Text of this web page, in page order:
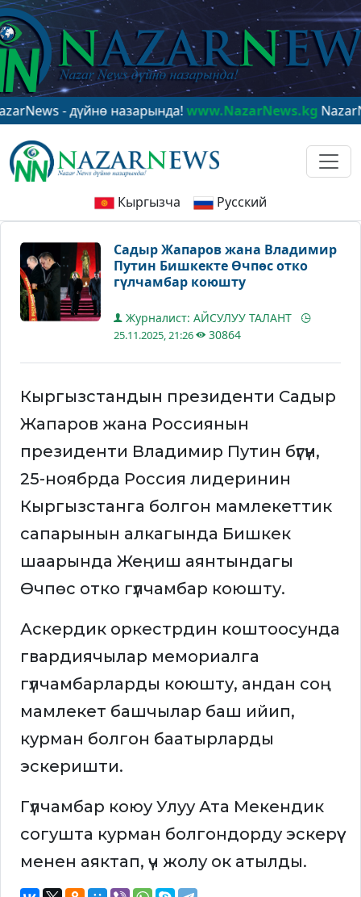
- дүйнө назарында!www.NazarNews.kgNazarNews -
Кыргызча Русский
Садыр Жапаров жана Владимир
Путин Бишкекте Өчпөс отко
гүлчамбар коюшту
Журналист: АЙСУЛУУ ТАЛАНТ
25.11.2025, 21:26 30864
Кыргызстандын президенти Садыр
Жапаров жана Россиянын
президенти Владимир Путин бүгүн,
25-ноябрда Россия лидеринин
Кыргызстанга болгон мамлекеттик
сапарынын алкагында Бишкек
шаарында Жеңиш аянтындагы
Өчпөс отко гүлчамбар коюшту.
Аскердик оркестрдин коштоосунда
гвардиячылар мемориалга
гүлчамбарларды коюшту, андан соң
мамлекет башчылар баш ийип,
курман болгон баатырларды
эскеришти.
Гүлчамбар коюу Улуу Ата Мекендик
согушта курман болгондорду эскерүү
менен аяктап, үч жолу ок атылды.